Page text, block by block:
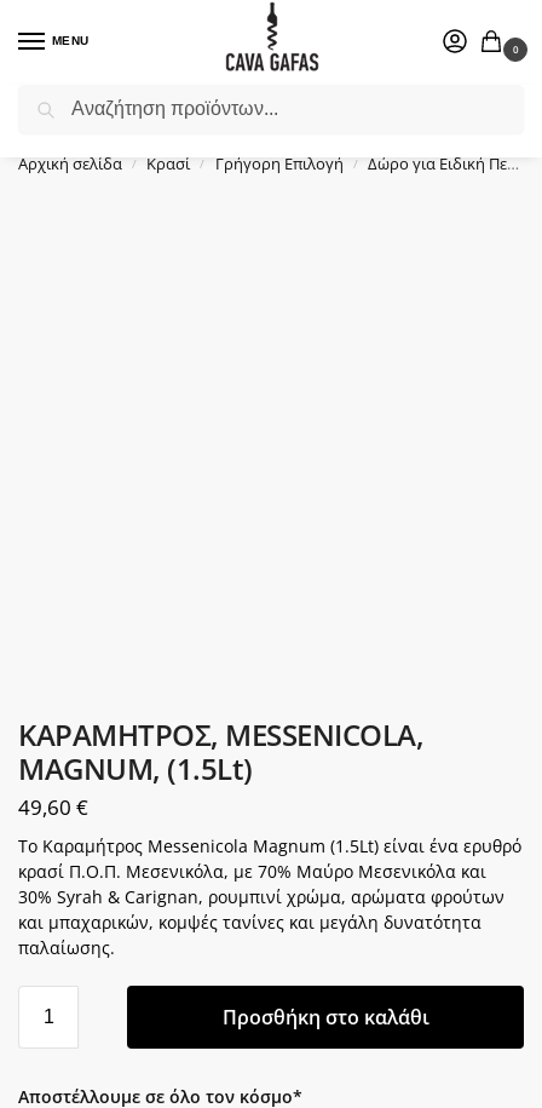
MENU
0
Επιλέξτε ένα δώρο για το αγαπημένο σας πρόσωπο.
Αρχική σελίδα / Κρασί / Γρήγορη Επιλογή / Δώρο για Ειδική Περίσταση
ΚΑΡΑΜΗΤΡΟΣ, MESSENICOLA,
MAGNUM, (1.5Lt)
49,60 €
Το Καραμήτρος Messenicola Magnum (1.5Lt) είναι ένα ερυθρό
κρασί Π.Ο.Π. Μεσενικόλα, με 70% Μαύρο Μεσενικόλα και
30% Syrah & Carignan, ρουμπινί χρώμα, αρώματα φρούτων
και μπαχαρικών, κομψές τανίνες και μεγάλη δυνατότητα
παλαίωσης.
Προσθήκη στο καλάθι
Αποστέλλουμε σε όλο τον κόσμο*